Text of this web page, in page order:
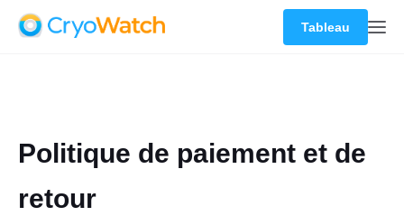
Tableau
Politique de paiement et de
retour